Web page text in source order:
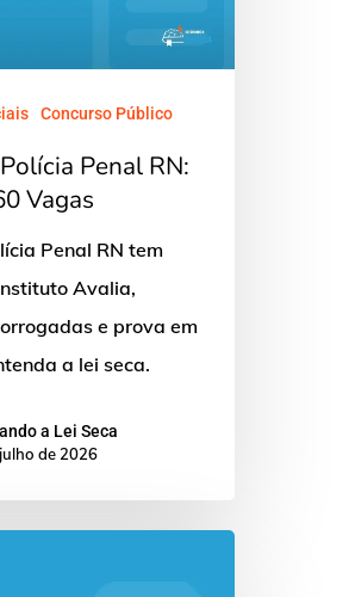
Concurso Público
Penal RN:
Vagas
Penal RN tem
Avalia,
e prova em
a lei seca.
a Lei Seca
de 2026